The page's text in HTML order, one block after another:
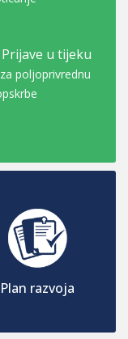
Prijave u tijeku
poljoprivrednu
križevačke
za prostorno
Plan razvoja